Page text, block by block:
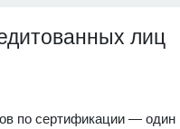
лиц
по сертификации — один